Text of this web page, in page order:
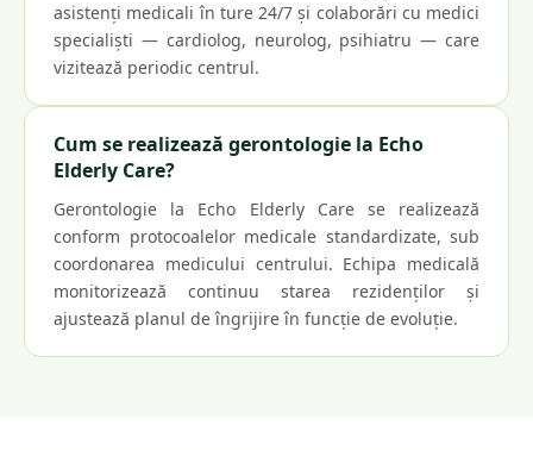
asistenți medicali în ture 24/7 și colaborări cu medici
specialiști — cardiolog, neurolog, psihiatru — care
vizitează periodic centrul.
Cum se realizează gerontologie la Echo
Elderly Care?
Gerontologie la Echo Elderly Care se realizează
conform protocoalelor medicale standardizate, sub
coordonarea medicului centrului. Echipa medicală
monitorizează continuu starea rezidenților și
ajustează planul de îngrijire în funcție de evoluție.